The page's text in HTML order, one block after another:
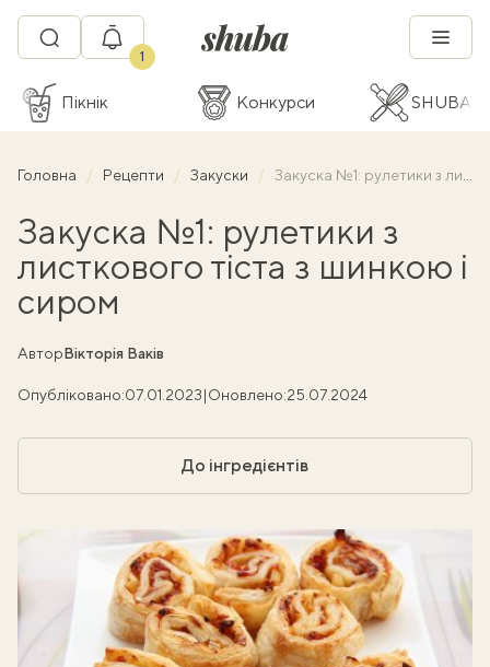
1
Пікнік Конкурси SHUBA
Головна Рецепти Закуски Закуска №1: рулетики з листкового тіста з шинкою і сиром
Закуска №1: рулетики з
листкового тіста з шинкою і
сиром
АвторВікторія Ваків
Опубліковано:07.01.2023|Оновлено:25.07.2024
До інгредієнтів